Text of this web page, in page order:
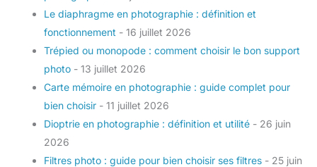
Le diaphragme en photographie : définition et
fonctionnement - 16 juillet 2026
Trépied ou monopode : comment choisir le bon support
photo - 13 juillet 2026
Carte mémoire en photographie : guide complet pour
bien choisir - 11 juillet 2026
Dioptrie en photographie : définition et utilité - 26 juin
2026
Filtres photo : guide pour bien choisir ses filtres - 25 juin